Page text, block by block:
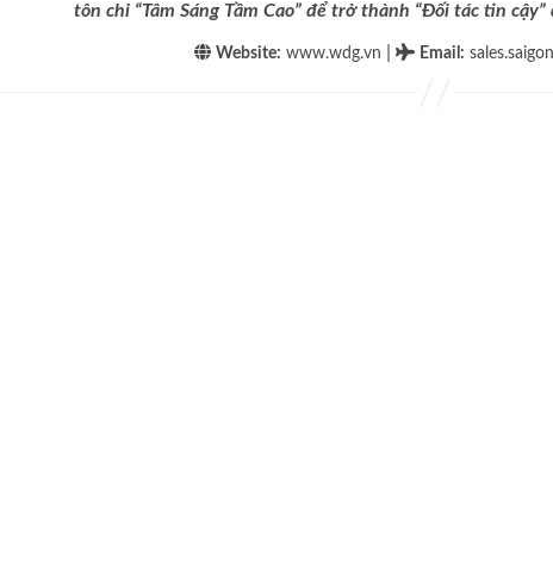
tôn chỉ “Tâm Sáng Tầm Cao” để trở thành “Đối tác tin
Website: www.wdg.vn Email :